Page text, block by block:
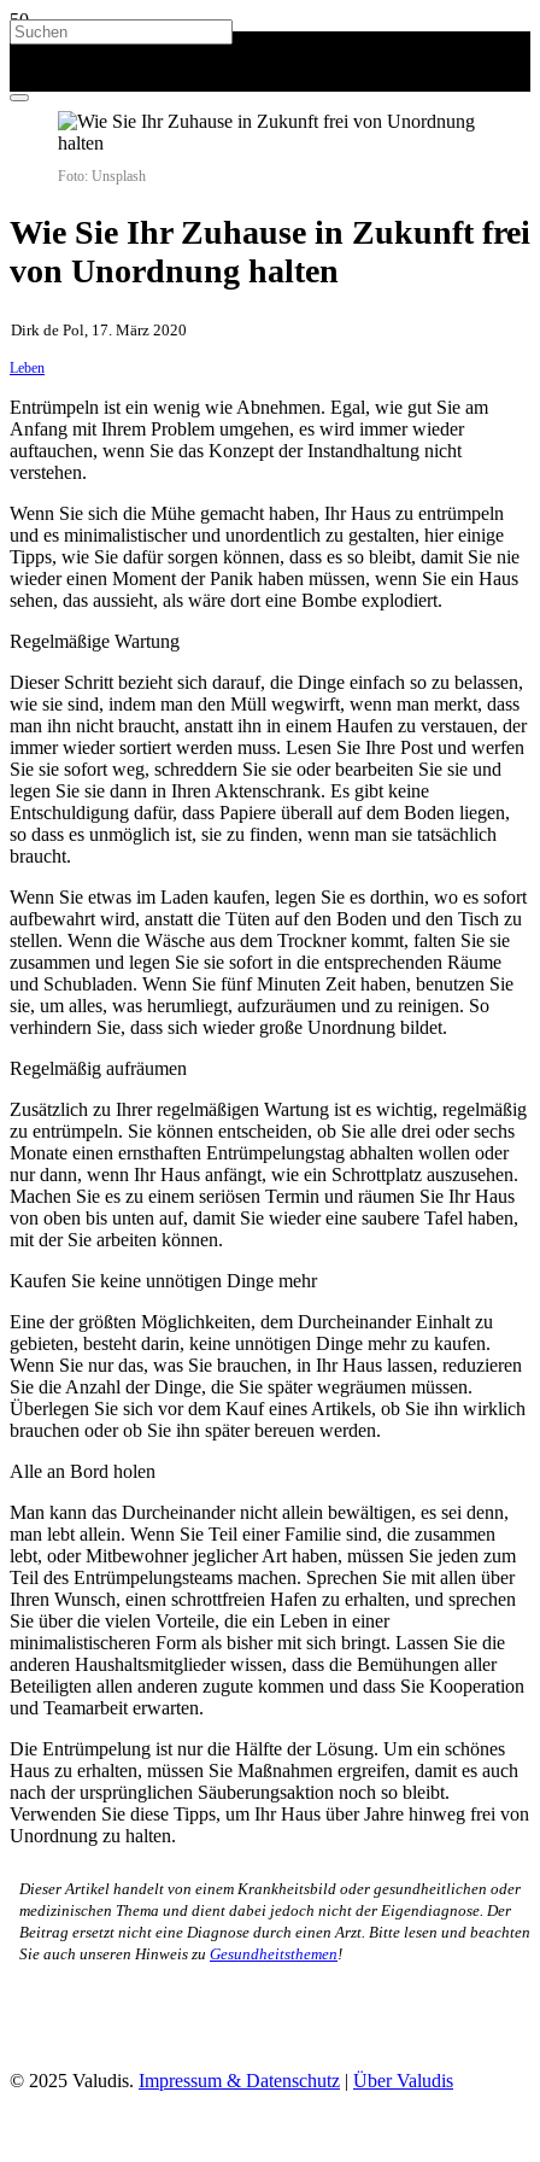
Foto: Unsplash
Wie Sie Ihr Zuhause in Zukunft frei
von Unordnung halten
Dirk de Pol, 17. März 2020
Leben
Entrümpeln ist ein wenig wie Abnehmen. Egal, wie gut Sie am
Anfang mit Ihrem Problem umgehen, es wird immer wieder
auftauchen, wenn Sie das Konzept der Instandhaltung nicht
verstehen.
Wenn Sie sich die Mühe gemacht haben, Ihr Haus zu entrümpeln
und es minimalistischer und unordentlich zu gestalten, hier einige
Tipps, wie Sie dafür sorgen können, dass es so bleibt, damit Sie nie
wieder einen Moment der Panik haben müssen, wenn Sie ein Haus
sehen, das aussieht, als wäre dort eine Bombe explodiert.
Regelmäßige Wartung
Dieser Schritt bezieht sich darauf, die Dinge einfach so zu belassen,
wie sie sind, indem man den Müll wegwirft, wenn man merkt, dass
man ihn nicht braucht, anstatt ihn in einem Haufen zu verstauen, der
immer wieder sortiert werden muss. Lesen Sie Ihre Post und werfen
Sie sie sofort weg, schreddern Sie sie oder bearbeiten Sie sie und
legen Sie sie dann in Ihren Aktenschrank. Es gibt keine
Entschuldigung dafür, dass Papiere überall auf dem Boden liegen,
so dass es unmöglich ist, sie zu finden, wenn man sie tatsächlich
braucht.
Wenn Sie etwas im Laden kaufen, legen Sie es dorthin, wo es sofort
aufbewahrt wird, anstatt die Tüten auf den Boden und den Tisch zu
stellen. Wenn die Wäsche aus dem Trockner kommt, falten Sie sie
zusammen und legen Sie sie sofort in die entsprechenden Räume
und Schubladen. Wenn Sie fünf Minuten Zeit haben, benutzen Sie
sie, um alles, was herumliegt, aufzuräumen und zu reinigen. So
verhindern Sie, dass sich wieder große Unordnung bildet.
Regelmäßig aufräumen
Zusätzlich zu Ihrer regelmäßigen Wartung ist es wichtig, regelmäßig
zu entrümpeln. Sie können entscheiden, ob Sie alle drei oder sechs
Monate einen ernsthaften Entrümpelungstag abhalten wollen oder
nur dann, wenn Ihr Haus anfängt, wie ein Schrottplatz auszusehen.
Machen Sie es zu einem seriösen Termin und räumen Sie Ihr Haus
von oben bis unten auf, damit Sie wieder eine saubere Tafel haben,
mit der Sie arbeiten können.
Kaufen Sie keine unnötigen Dinge mehr
Eine der größten Möglichkeiten, dem Durcheinander Einhalt zu
gebieten, besteht darin, keine unnötigen Dinge mehr zu kaufen.
Wenn Sie nur das, was Sie brauchen, in Ihr Haus lassen, reduzieren
Sie die Anzahl der Dinge, die Sie später wegräumen müssen.
Überlegen Sie sich vor dem Kauf eines Artikels, ob Sie ihn wirklich
brauchen oder ob Sie ihn später bereuen werden.
Alle an Bord holen
Man kann das Durcheinander nicht allein bewältigen, es sei denn,
man lebt allein. Wenn Sie Teil einer Familie sind, die zusammen
lebt, oder Mitbewohner jeglicher Art haben, müssen Sie jeden zum
Teil des Entrümpelungsteams machen. Sprechen Sie mit allen über
Ihren Wunsch, einen schrottfreien Hafen zu erhalten, und sprechen
Sie über die vielen Vorteile, die ein Leben in einer
minimalistischeren Form als bisher mit sich bringt. Lassen Sie die
anderen Haushaltsmitglieder wissen, dass die Bemühungen aller
Beteiligten allen anderen zugute kommen und dass Sie Kooperation
und Teamarbeit erwarten.
Die Entrümpelung ist nur die Hälfte der Lösung. Um ein schönes
Haus zu erhalten, müssen Sie Maßnahmen ergreifen, damit es auch
nach der ursprünglichen Säuberungsaktion noch so bleibt.
Verwenden Sie diese Tipps, um Ihr Haus über Jahre hinweg frei von
Unordnung zu halten.
Dieser Artikel handelt von einem Krankheitsbild oder gesundheitlichen oder
medizinischen Thema und dient dabei jedoch nicht der Eigendiagnose. Der
Beitrag ersetzt nicht eine Diagnose durch einen Arzt. Bitte lesen und beachten
Sie auch unseren Hinweis zu Gesundheitsthemen!
© 2025 Valudis. Impressum & Datenschutz Über Valudis